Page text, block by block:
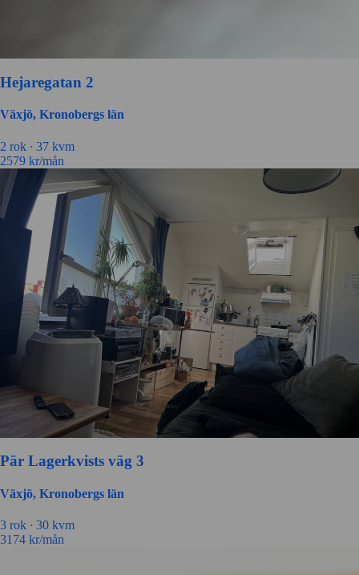
Hejaregatan 2
Växjö, Kronobergs län
2 rok ∙ 37 kvm
2579 kr/mån
Pär Lagerkvists väg 3
Växjö, Kronobergs län
3 rok ∙ 30 kvm
3174 kr/mån